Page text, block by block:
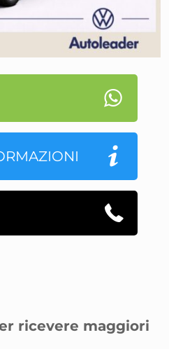
ricevere maggiori